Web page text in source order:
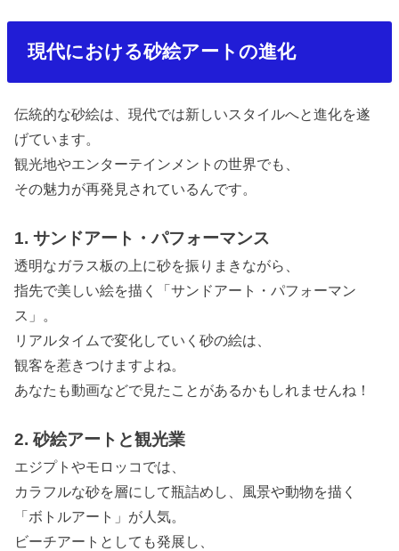
現代における砂絵アートの進化
伝統的な砂絵は、現代では新しいスタイルへと進化を遂
げています。
観光地やエンターテインメントの世界でも、
その魅力が再発見されているんです。
1. サンドアート・パフォーマンス
透明なガラス板の上に砂を振りまきながら、
指先で美しい絵を描く「サンドアート・パフォーマン
ス」。
リアルタイムで変化していく砂の絵は、
観客を惹きつけますよね。
あなたも動画などで見たことがあるかもしれませんね！
2. 砂絵アートと観光業
エジプトやモロッコでは、
カラフルな砂を層にして瓶詰めし、風景や動物を描く
「ボトルアート」が人気。
ビーチアートとしても発展し、